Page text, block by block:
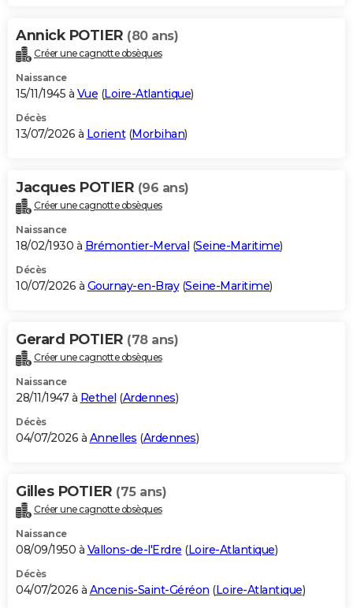
Annick POTIER (80 ans)
Créer une cagnotte obsèques
Naissance
15/11/1945 à Vue (Loire-Atlantique)
Décès
13/07/2026 à Lorient(Morbihan)
Jacques POTIER (96 ans)
Créer une cagnotte obsèques
Naissance
18/02/1930 à Brémontier-Merval (Seine-Maritime)
Décès
10/07/2026 à Gournay-en-Bray(Seine-Maritime)
Gerard POTIER (78 ans)
Créer une cagnotte obsèques
Naissance
28/11/1947 à Rethel (Ardennes)
Décès
04/07/2026 à Annelles (Ardennes)
Gilles POTIER (75 ans)
Créer une cagnotte obsèques
Naissance
08/09/1950 à Vallons-de-l'Erdre (Loire-Atlantique)
Décès
04/07/2026 à Ancenis-Saint-Géréon (Loire-Atlantique)